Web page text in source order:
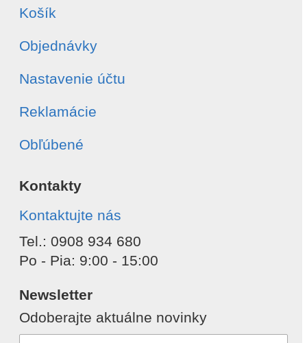
Košík
Objednávky
Nastavenie účtu
Reklamácie
Obľúbené
Kontakty
Kontaktujte nás
Tel.: 0908 934 680
Po - Pia: 9:00 - 15:00
Newsletter
Odoberajte aktuálne novinky